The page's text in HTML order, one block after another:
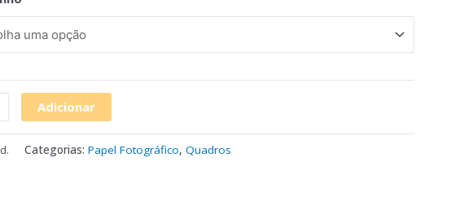
Adicionar
Categorias: Papel Fotográfico, Quadros